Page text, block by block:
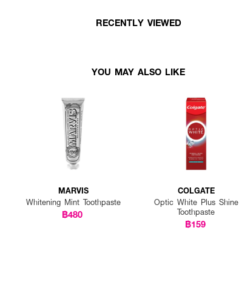
RECENTLY VIEWED
YOU MAY ALSO LIKE
MARVIS
Whitening Mint Toothpaste
฿480
COLGATE
Optic White Plus Shine
Toothpaste
฿159